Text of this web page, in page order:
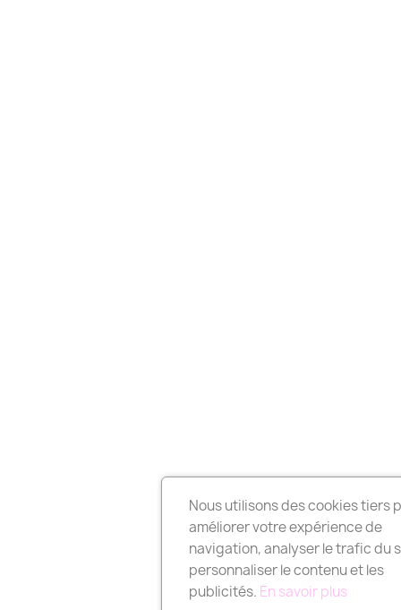
Nous utilisons des cookies tiers
améliorer votre expérience de
navigation, analyser le trafic du
personnaliser le contenu et les
publicités. En savoir plus